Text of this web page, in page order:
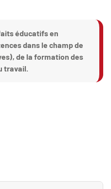
éducatifs en
dans le champ de
de la formation des
travail.